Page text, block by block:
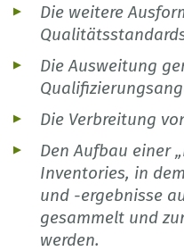
Die weitere
Die Ausweitung
Die Verbreitung
Den Aufbau einer
Inventories, in
und -ergebnisse
gesammelt und
werden.